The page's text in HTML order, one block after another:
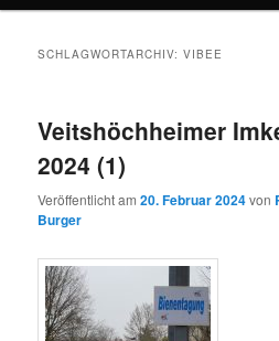
SCHLAGWORTARCHIV:VIBEE
Veitshöchheimer
2024 (1)
Veröffentlicht am20. Februar 2024von
Burger